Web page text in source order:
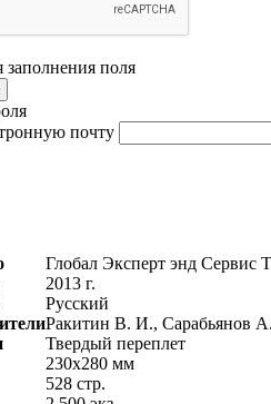
заполнения поля
почту
Глобал Эксперт энд Сервис
2013 г.
Русский
Ракитин В. И., Сарабьянов
Твердый переплет
230х280 мм
528 стр.